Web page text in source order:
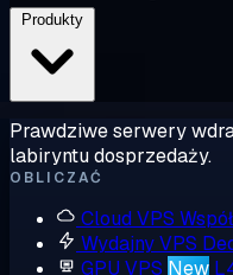
Prawdziwe serwery
labiryntu dosprzedaży.
OBLICZAĆ
Cloud VPS
Wydajny VPS
GPU VPS New